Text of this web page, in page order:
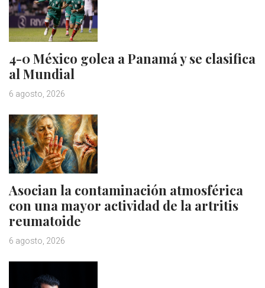
4-0 México golea a Panamá y se clasifica
al Mundial
6 agosto, 2026
Asocian la contaminación atmosférica
con una mayor actividad de la artritis
reumatoide
6 agosto, 2026